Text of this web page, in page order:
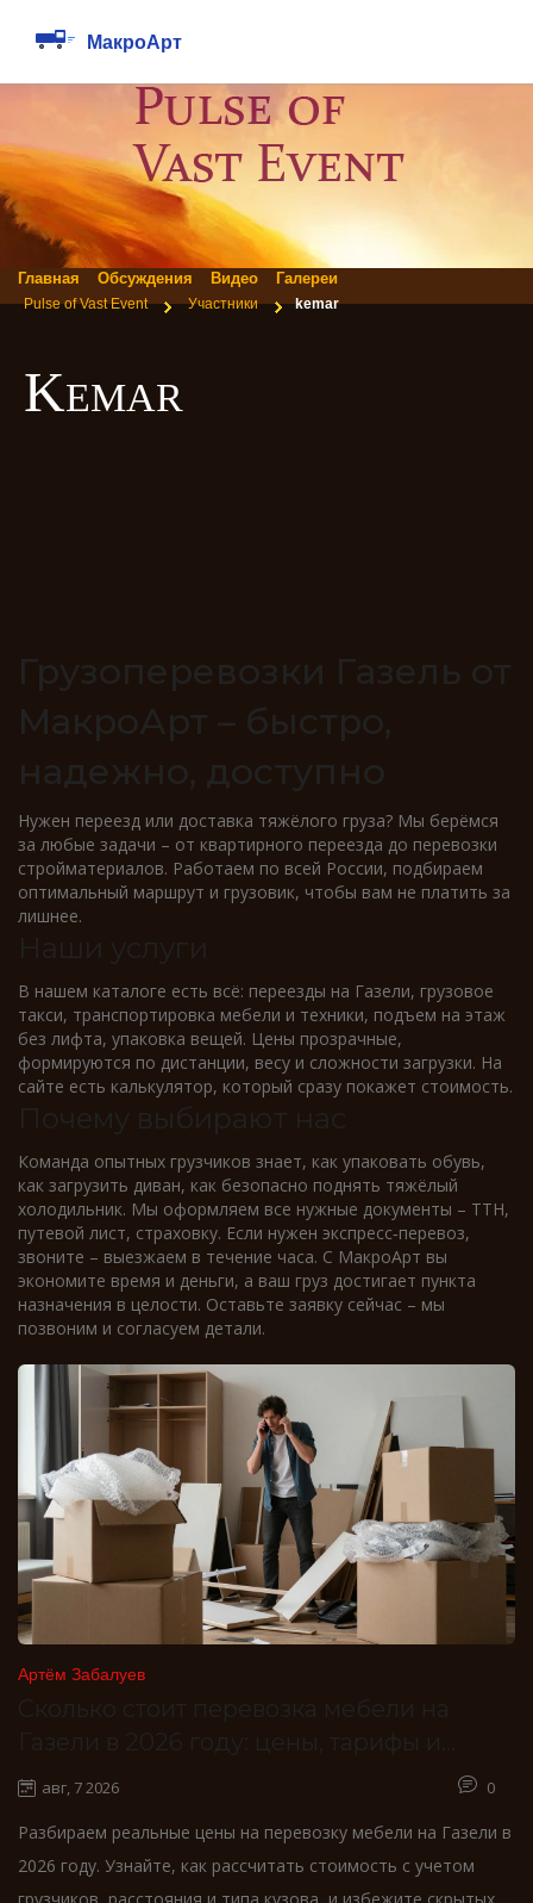
Главная Обсуждения Видео Галереи
Pulse of Vast Event Участники kemar
Kemar
Грузоперевозки Газель от
МакроАрт – быстро,
надежно, доступно
Нужен переезд или доставка тяжёлого груза? Мы берёмся
за любые задачи – от квартирного переезда до перевозки
стройматериалов. Работаем по всей России, подбираем
оптимальный маршрут и грузовик, чтобы вам не платить за
лишнее.
Наши услуги
В нашем каталоге есть всё: переезды на Газели, грузовое
такси, транспортировка мебели и техники, подъем на этаж
без лифта, упаковка вещей. Цены прозрачные,
формируются по дистанции, весу и сложности загрузки. На
сайте есть калькулятор, который сразу покажет стоимость.
Почему выбирают нас
Команда опытных грузчиков знает, как упаковать обувь,
как загрузить диван, как безопасно поднять тяжёлый
холодильник. Мы оформляем все нужные документы – ТТН,
путевой лист, страховку. Если нужен экспресс‑перевоз,
звоните – выезжаем в течение часа. С МакроАрт вы
экономите время и деньги, а ваш груз достигает пункта
назначения в целости. Оставьте заявку сейчас – мы
позвоним и согласуем детали.
Артём Забалуев
Сколько стоит перевозка мебели на
Газели в 2026 году: цены, тарифы и
скрытые расходы
авг, 7 2026 0
Разбираем реальные цены на перевозку мебели на Газели в
2026 году. Узнайте, как рассчитать стоимость с учетом